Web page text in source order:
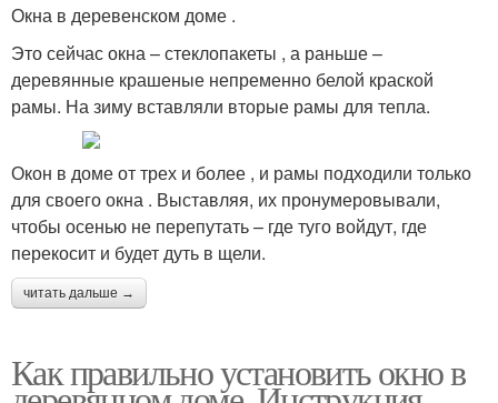
Окна в деревенском доме .
Это сейчас окна – стеклопакеты , а раньше –
деревянные крашеные непременно белой краской
рамы. На зиму вставляли вторые рамы для тепла.
Окон в доме от трех и более , и рамы подходили только
для своего окна . Выставляя, их пронумеровывали,
чтобы осенью не перепутать – где туго войдут, где
перекосит и будет дуть в щели.
читать дальше →
Как правильно установить окно в